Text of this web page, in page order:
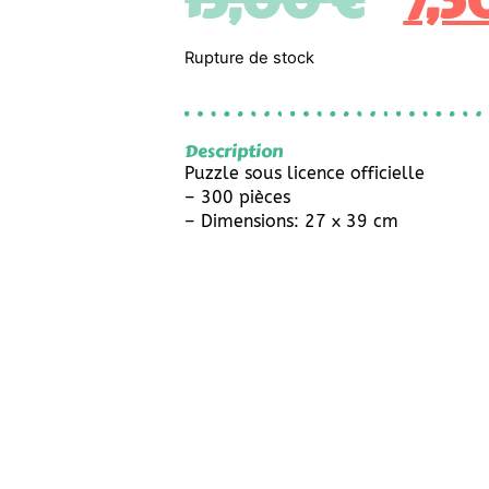
Rupture de stock
Description
Puzzle sous licence officielle
– 300 pièces
– Dimensions: 27 x 39 cm